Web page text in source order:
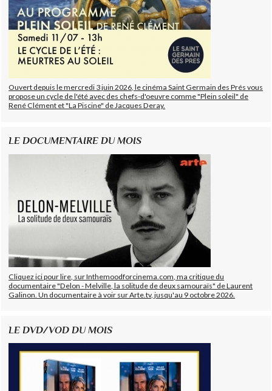
Ouvert depuis le mercredi 3 juin 2026, le cinéma Saint Germain des Prés vous
propose un cycle de l'été avec des chefs-d'oeuvre comme "Plein soleil" de
René Clément et "La Piscine" de Jacques Deray.
LE DOCUMENTAIRE DU MOIS
Cliquez ici pour lire, sur Inthemoodforcinema.com, ma critique du
documentaire "Delon - Melville, la solitude de deux samouraïs" de Laurent
Galinon. Un documentaire à voir sur Arte.tv, jusqu'au 9 octobre 2026.
LE DVD/VOD DU MOIS